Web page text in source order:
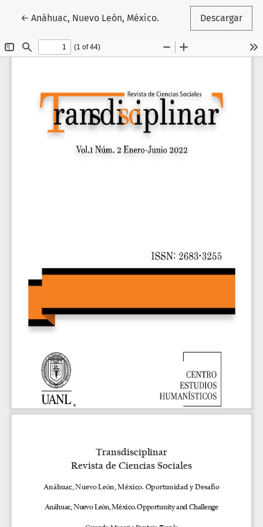
← Volver a los detalles del artículo
Anáhuac, Nuevo León, México. Descargar